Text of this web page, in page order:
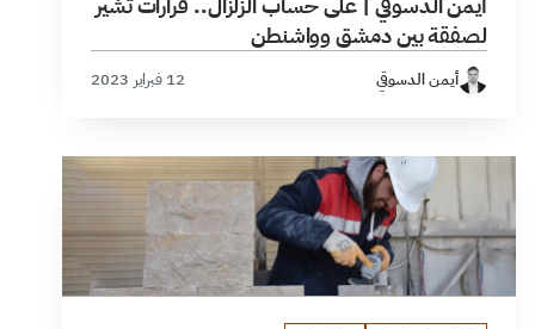
لصفقة بين دمشق وواشنطن
أيمن الدسوقي 12 فبراير 2023